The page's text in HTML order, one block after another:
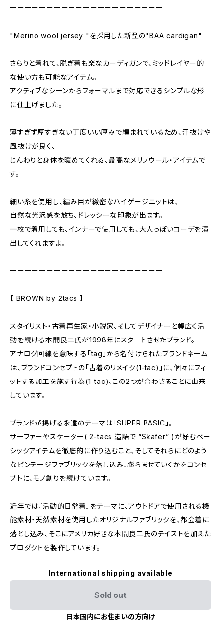
ーーーーーーーーーーーーーーーーーーーーー
"Merino wool jersey "を採用した新型の"BAA cardigan"
さらりと着れて、脱ぎ着も楽なカーディガンで、ミッドレイヤー的
な使い方も可能なアイテム。
アクティブなシーンからフォーマルまで対応できるシンプルな形
に仕上げました。
薄すぎず厚すぎない丁度いい厚みで編まれているため、汗抜けや
風抜けが良く、
じんわりと身体を暖めてくれる、最高なメリノウール・アイテムで
す。
細い糸を使用し、編み目が緻密なハイゲージニットは、
自然な光沢感を放ち、ドレッシーな印象が出ます。
一枚で着用しても、インナーで使用しても、大人っぽいコーデを演
出してくれますよ。
ーーーーーーーーーーーーーーーーーーーーー
【 BROWN by 2tacs 】
スタイリスト・古着再生家・小説家、そしてデザイナーと幅広く活
動を続ける本間良二氏が1998年にスタートさせたブランド。
アナログ回線を意味する「tag」から名付けられたブランドネーム
は、ブランドコンセプトの「古着のリメイク(1-tac)」に、個々にフィ
ットする加工を施す行為(1-tac)、この2つが合わさることに由来
しています。
ブランドが掲げる永遠のテーマは「SUPER BASIC」。
サーファーやスケーター( 2-tacs 造語で “Skafer” )が好むベー
シックアイテムを徹底的に作り込むこと、そしてそれらにどのよう
なビンテージファブリックを落し込み、膨らませていくかをコンセ
プトに、モノ創りを続けています。
近年では『活動的日常着』をテーマに、アウトドアで使用される機
能素材・天然素材を使用したオリジナルファブリックを、都会着に
落とし込み、そこにアメリカ好きな本間良二氏のテイストを加えた
プロダクトを製作しています。
International shipping available
Sold out
日本国内にお住まいの方向け